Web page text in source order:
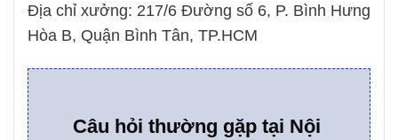
Địa chỉ xưởng: 217/6 Đường số 6, P. Bình Hưng
Hòa B, Quận Bình Tân, TP.HCM
Câu hỏi thường gặp tại Nội